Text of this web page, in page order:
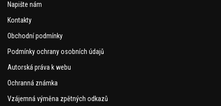
Napište nám
Kontakty
Obchodní podmínky
Podmínky ochrany osobních údajů
Autorská práva k webu
Ochranná známka
Vzájemná výměna zpětných odkazů